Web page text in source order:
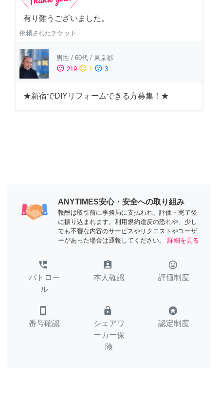
有り難うございました。
依頼されたチケット
男性 / 60代 / 東京都
sentiment_satisfied 219 sentiment_neutral 1 sentiment_dissatisfied 3
★新宿でDIYリフォームできる方募集！★
ANYTIMES安心・安全への取り組み
報酬は取引前に事務局に支払われ、評価・完了後
に振り込まれます。利用規約違反の恐れや、少し
でも不審な内容のサービスやリクエストやユーザ
ーがあった場合は通報してください。
詳細を見る
perm_phone_msg
パトロー
ル
assignment_ind
本人確認
tag_faces
評価制度
smartphone
番号確認
lock
シェアワ
ーカー保
険
stars
認定制度